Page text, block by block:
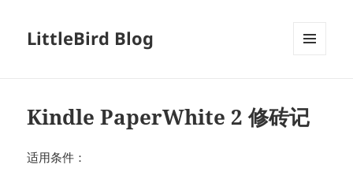
LittleBird Blog
Kindle PaperWhite 2 修砖记
适用条件：